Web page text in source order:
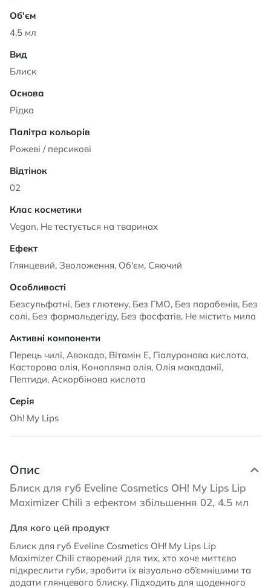
4.5 мл
Блиск
Рідка
Рожеві / персикові
02
Vegan, Не тестується на тваринах
Глянцевий, Зволоження, Об'єм, Сяючий
Безсульфатні, Без глютену, Без ГМО, Без парабенів, Без
солі, Без формальдегіду, Без фосфатів, Не містить мила
Перець чилі, Авокадо, Вітамін Е, Гіалуронова кислота,
Касторова олія, Конопляна олія, Олія макадамії,
Пептиди, Аскорбінова кислота
Oh! My Lips
Опис
Блиск для губ Eveline Cosmetics OH! My Lips Lip
Maximizer Chili з ефектом збільшення 02, 4.5 мл
Для кого цей продукт
Блиск для губ Eveline Cosmetics OH! My Lips Lip
Maximizer Chili створений для тих, хто хоче миттєво
підкреслити губи, зробити їх візуально об’ємнішими та
додати глянцевого блиску. Підходить для щоденного